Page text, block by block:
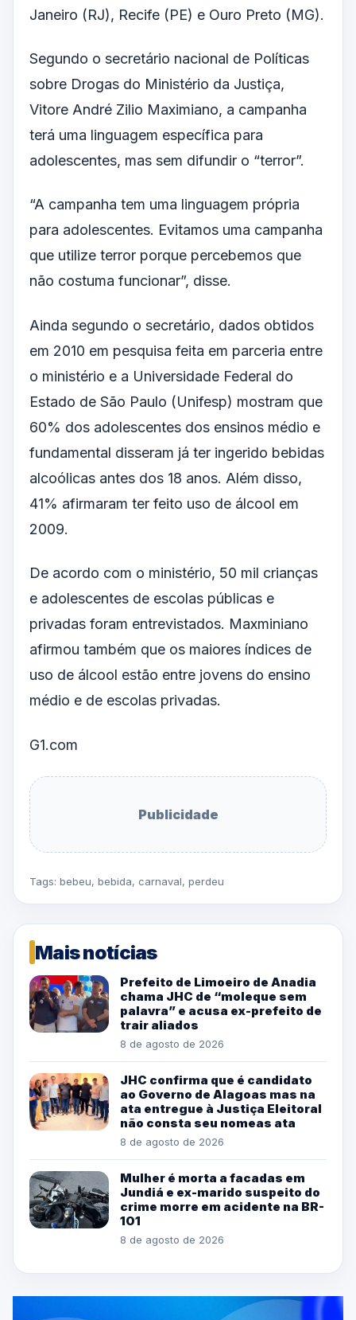
Janeiro (RJ), Recife (PE) e Ouro Preto (MG).
Segundo o secretário nacional de Políticas
sobre Drogas do Ministério da Justiça,
Vitore André Zilio Maximiano, a campanha
terá uma linguagem específica para
adolescentes, mas sem difundir o “terror”.
“A campanha tem uma linguagem própria
para adolescentes. Evitamos uma campanha
que utilize terror porque percebemos que
não costuma funcionar”, disse.
Ainda segundo o secretário, dados obtidos
em 2010 em pesquisa feita em parceria entre
o ministério e a Universidade Federal do
Estado de São Paulo (Unifesp) mostram que
60% dos adolescentes dos ensinos médio e
fundamental disseram já ter ingerido bebidas
alcoólicas antes dos 18 anos. Além disso,
41% afirmaram ter feito uso de álcool em
2009.
De acordo com o ministério, 50 mil crianças
e adolescentes de escolas públicas e
privadas foram entrevistados. Maxminiano
afirmou também que os maiores índices de
uso de álcool estão entre jovens do ensino
médio e de escolas privadas.
G1.com
Publicidade
Tags: bebeu, bebida, carnaval, perdeu
Mais notícias
Prefeito de Limoeiro de Anadia
chama JHC de “moleque sem
palavra” e acusa ex-prefeito de
trair aliados
8 de agosto de 2026
JHC confirma que é candidato
ao Governo de Alagoas mas na
ata entregue à Justiça Eleitoral
não consta seu nomeas ata
8 de agosto de 2026
Mulher é morta a facadas em
Jundiá e ex-marido suspeito do
crime morre em acidente na BR-
101
8 de agosto de 2026